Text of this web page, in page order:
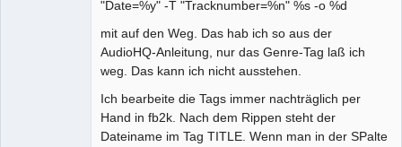
"Date=%y" -T "Tracknumber=%n" %s -o %d
mit auf den Weg. Das hab ich so aus der
AudioHQ-Anleitung, nur das Genre-Tag laß ich
weg. Das kann ich nicht ausstehen.
Ich bearbeite die Tags immer nachträglich per
Hand in fb2k. Nach dem Rippen steht der
Dateiname im Tag TITLE. Wenn man in der SPalte